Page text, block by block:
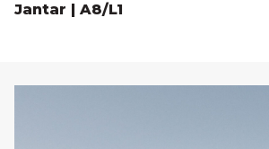
Jantar | A8/L1